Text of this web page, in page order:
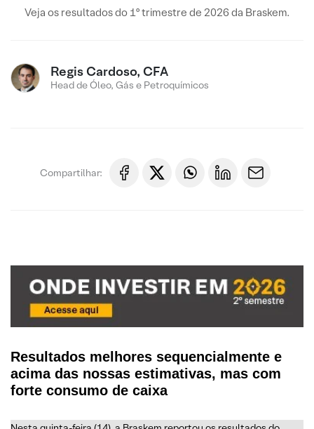
Veja os resultados do 1º trimestre de 2026 da Braskem.
Regis Cardoso, CFA
Head de Óleo, Gás e Petroquímicos
Compartilhar:
Resultados melhores sequencialmente e
acima das nossas estimativas, mas com
forte consumo de caixa